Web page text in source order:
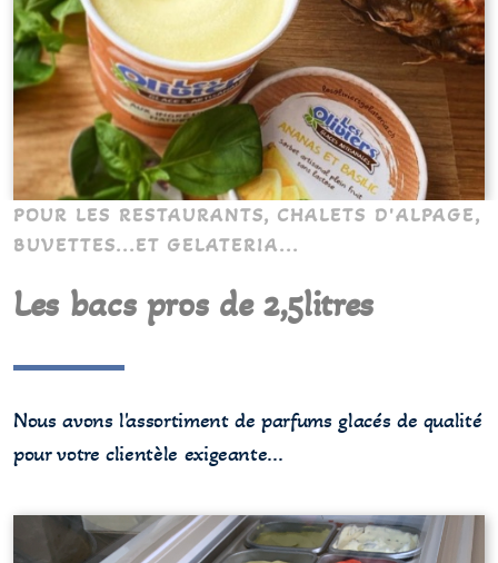
POUR LES RESTAURANTS, CHALETS D'ALPAGE,
BUVETTES...ET GELATERIA...
Les bacs pros de 2,5litres
Nous avons l'assortiment de parfums glacés de qualité
pour votre clientèle exigeante...